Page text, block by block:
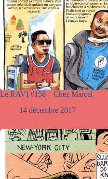
Le RAVI #158 – Chez Marcel
14 décembre 2017